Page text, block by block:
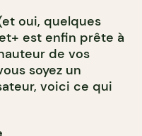
oui, quelques
est enfin prête à
de vos
soyez un
voici ce qui